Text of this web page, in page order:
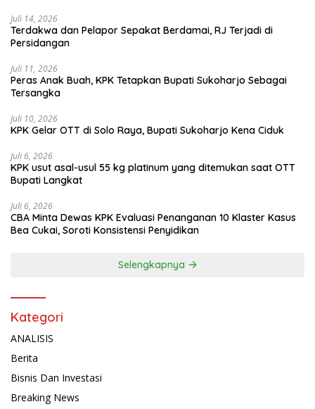
Juli 14, 2026
Terdakwa dan Pelapor Sepakat Berdamai, RJ Terjadi di
Persidangan
Juli 11, 2026
Peras Anak Buah, KPK Tetapkan Bupati Sukoharjo Sebagai
Tersangka
Juli 10, 2026
KPK Gelar OTT di Solo Raya, Bupati Sukoharjo Kena Ciduk
Juli 6, 2026
KPK usut asal-usul 55 kg platinum yang ditemukan saat OTT
Bupati Langkat
Juli 6, 2026
CBA Minta Dewas KPK Evaluasi Penanganan 10 Klaster Kasus
Bea Cukai, Soroti Konsistensi Penyidikan
Selengkapnya
Kategori
ANALISIS
Berita
Bisnis Dan Investasi
Breaking News